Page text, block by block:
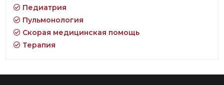
Педиатрия
Пульмонология
Скорая медицинская помощь
Терапия